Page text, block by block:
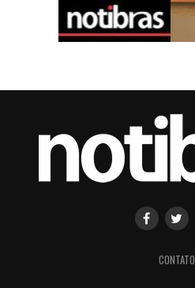
CONTATO